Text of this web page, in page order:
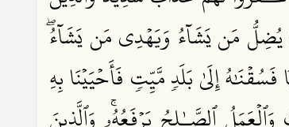
يُضِلُّ مَن يَشَآءُ وَيَهۡدِي مَن يَشَآءُۖ
فَسُقۡنَٰهُ إِلَىٰ بَلَدٖ مَّيِّتٖ فَأَحۡيَيۡنَا بِهِ